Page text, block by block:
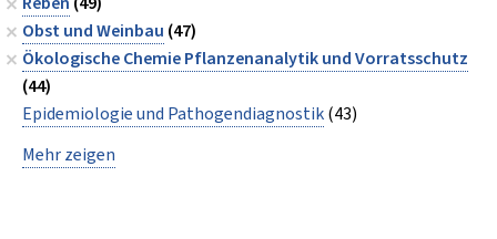
Obst und Weinbau (47)
Ökologische Chemie Pflanzenanalytik und Vorratsschutz
(44)
Epidemiologie und Pathogendiagnostik(43)
Mehr zeigen